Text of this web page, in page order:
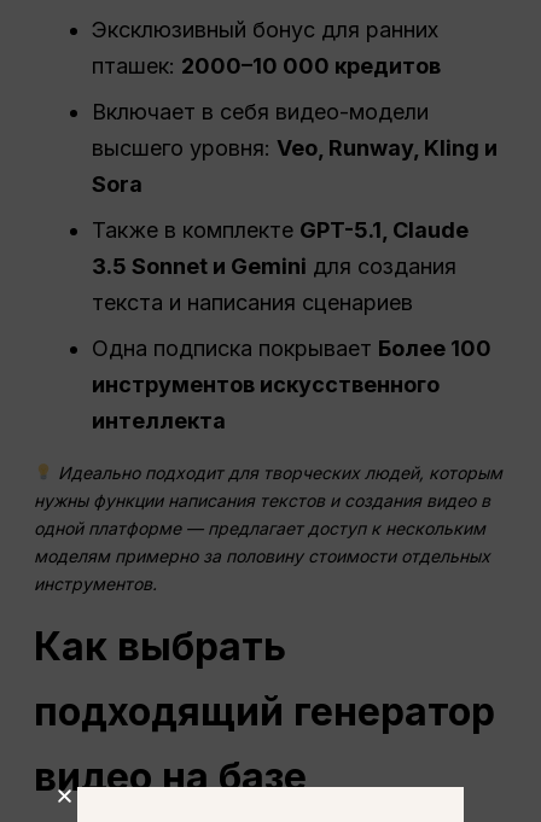
Эксклюзивный бонус для ранних
пташек: 2000–10 000 кредитов
Включает в себя видео-модели
высшего уровня:Veo, Runway, Kling и
Sora
Также в комплекте GPT-5.1, Claude
3.5 Sonnet и Gemini для создания
текста и написания сценариев
Одна подписка покрывает Более 100
инструментов искусственного
интеллекта
Идеально подходит для творческих людей, которым
нужны функции написания текстов и создания видео в
одной платформе — предлагает доступ к нескольким
моделям примерно за половину стоимости отдельных
инструментов.
Как выбрать
подходящий генератор
видео на базе